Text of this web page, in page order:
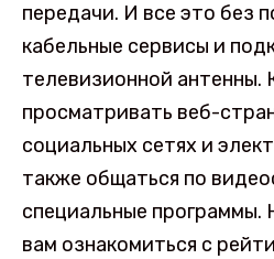
передачи. И все это без
кабельные сервисы и
телевизионной антенны.
просматривать веб-
социальных сетях и
также общаться по
специальные программы.
вам ознакомиться с